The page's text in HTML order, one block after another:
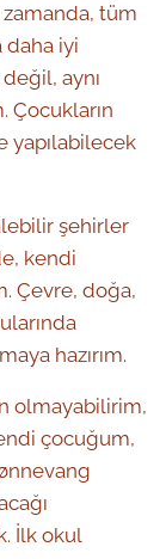
zamanda, tüm
daha iyi
aynı
Çocukların
yapılabilecek
şehirler
kendi
Çevre, doğa,
hazırım.
olmayabilirim,
çocuğum,
İlk okul